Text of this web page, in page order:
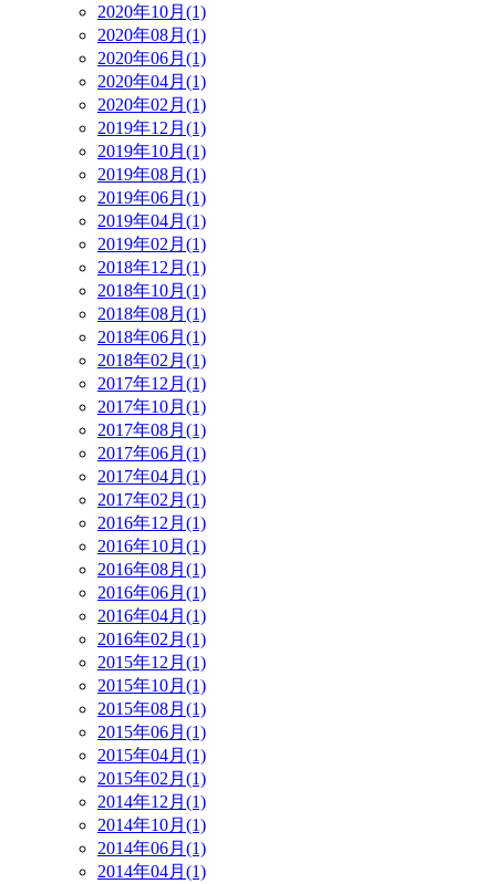
2020年10月(1)
2020年08月(1)
2020年06月(1)
2020年04月(1)
2020年02月(1)
2019年12月(1)
2019年10月(1)
2019年08月(1)
2019年06月(1)
2019年04月(1)
2019年02月(1)
2018年12月(1)
2018年10月(1)
2018年08月(1)
2018年06月(1)
2018年02月(1)
2017年12月(1)
2017年10月(1)
2017年08月(1)
2017年06月(1)
2017年04月(1)
2017年02月(1)
2016年12月(1)
2016年10月(1)
2016年08月(1)
2016年06月(1)
2016年04月(1)
2016年02月(1)
2015年12月(1)
2015年10月(1)
2015年08月(1)
2015年06月(1)
2015年04月(1)
2015年02月(1)
2014年12月(1)
2014年10月(1)
2014年06月(1)
2014年04月(1)